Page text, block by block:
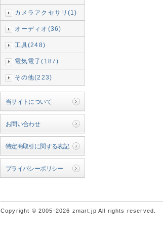
カメラアクセサリ(1)
オーディオ(36)
工具(248)
電気電子(187)
その他(223)
当サイトについて
お問い合わせ
特定商取引に関する表記
プライバシーポリシー
Copyright © 2005-2026 zmart.jp All rights reserved.